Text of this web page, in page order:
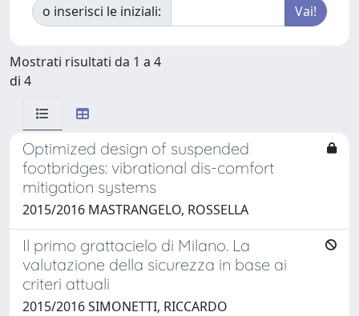
o inserisci le iniziali:
Mostrati risultati da 1 a 4
di 4
Optimized design of suspended
footbridges: vibrational dis-comfort
mitigation systems
2015/2016 MASTRANGELO, ROSSELLA
Il primo grattacielo di Milano. La
valutazione della sicurezza in base ai
criteri attuali
2015/2016 SIMONETTI, RICCARDO